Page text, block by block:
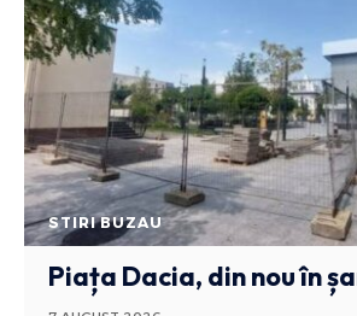
STIRI BUZAU
Piața Dacia, din nou în